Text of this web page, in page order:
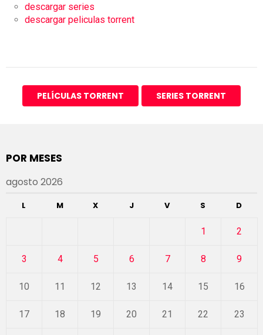
descargar series
descargar peliculas torrent
PELÍCULAS TORRENT SERIES TORRENT
POR MESES
agosto 2026
L M X J V S D
1 2
3 4 5 6 7 8 9
10 11 12 13 14 15 16
17 18 19 20 21 22 23